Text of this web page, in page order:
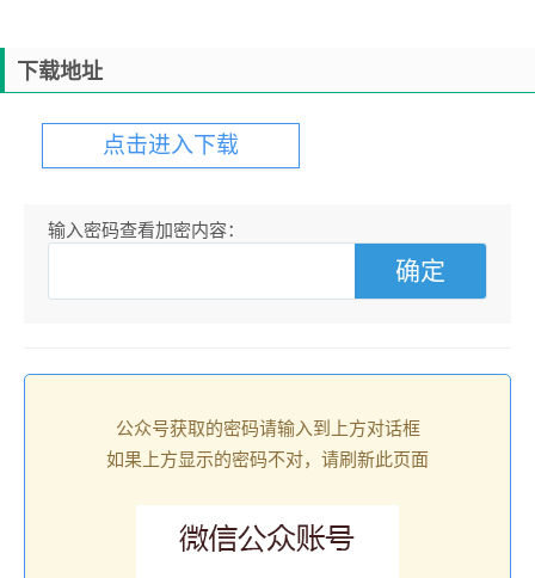
下载地址
点击进入下载
输入密码查看加密内容：
公众号获取的密码请输入到上方对话框
如果上方显示的密码不对，请刷新此页面